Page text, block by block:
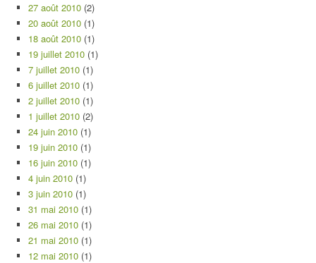
27 août 2010 (2)
20 août 2010 (1)
18 août 2010 (1)
19 juillet 2010 (1)
7 juillet 2010 (1)
6 juillet 2010 (1)
2 juillet 2010 (1)
1 juillet 2010 (2)
24 juin 2010 (1)
19 juin 2010 (1)
16 juin 2010 (1)
4 juin 2010 (1)
3 juin 2010 (1)
31 mai 2010 (1)
26 mai 2010 (1)
21 mai 2010 (1)
12 mai 2010 (1)